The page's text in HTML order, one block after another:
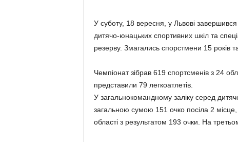
У суботу, 18 вересня, у Львові
дитячо-юнацьких спортивних шкіл та
резерву. Змагались спорстмени 15 років
Чемпіонат зібрав 619 спортсменів з 24
представили 79 легкоатлетів.
У загальнокомандному заліку серед
загальною сумою 151 очко посіла 2
області з результатом 193 очки. На